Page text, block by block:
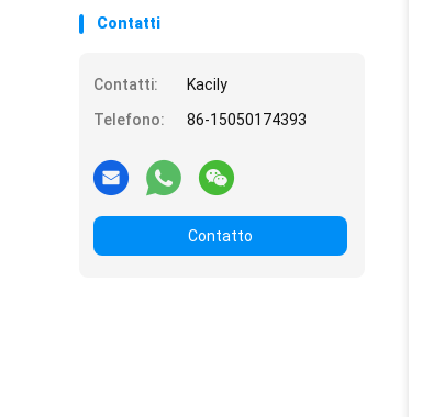
Contatti
Contatti:
Kacily
Telefono:
86-15050174393
Contatto